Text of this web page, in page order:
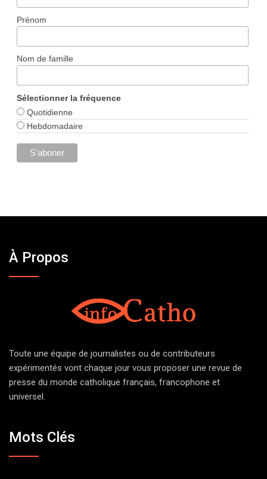
Prénom
Nom de famille
Sélectionner la fréquence
Quotidienne
Hebdomadaire
À Propos
Toute une équipe de journalistes ou de contributeurs
expérimentés vont chaque jour vous proposer une revue de
presse du monde catholique français, francophone et
universel.
Mots Clés